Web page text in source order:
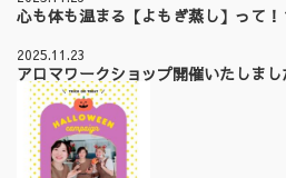
心も体も温まる【よもぎ蒸し】って！
2025.11.23
アロマワークショップ開催いたしま